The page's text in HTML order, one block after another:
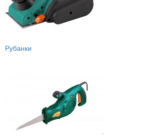
Рубанки